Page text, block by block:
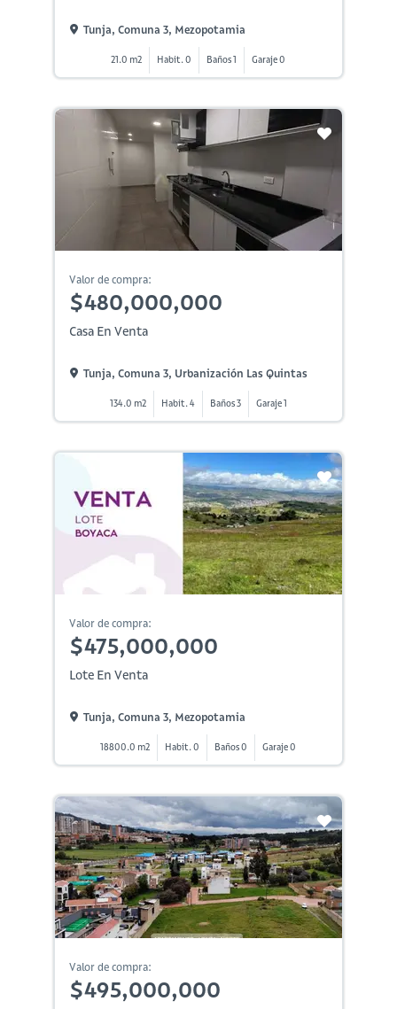
Tunja, Comuna 3, Mezopotamia
21.0 m2 Habit. 0 Baños 1 Garaje 0
Valor de compra:
$480,000,000
Casa En Venta
Tunja, Comuna 3, Urbanización Las Quintas
134.0 m2 Habit. 4 Baños 3 Garaje 1
Valor de compra:
$475,000,000
Lote En Venta
Tunja, Comuna 3, Mezopotamia
18800.0 m2 Habit. 0 Baños 0 Garaje 0
Valor de compra:
$495,000,000